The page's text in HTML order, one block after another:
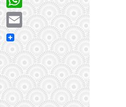
WhatsApp
Email